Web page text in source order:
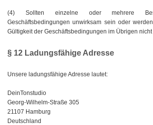
(4) Sollten einzelne oder mehrere
Geschäftsbedingungen unwirksam sein oder
Gültigkeit der Geschäftsbedingungen im Übrigen
§ 12 Ladungsfähige Adresse
Unsere ladungsfähige Adresse lautet:
DeinTonstudio
Georg-Wilhelm-Straße 305
21107 Hamburg
Deutschland